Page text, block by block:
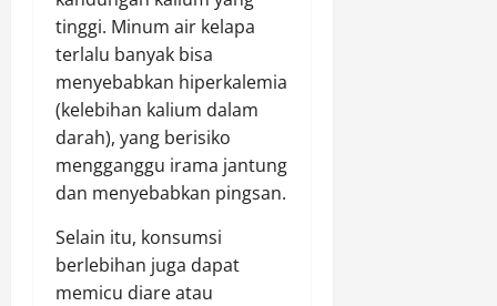
tinggi. Minum air kelapa
terlalu banyak bisa
menyebabkan hiperkalemia
(kelebihan kalium dalam
darah), yang berisiko
mengganggu irama jantung
dan menyebabkan pingsan.
Selain itu, konsumsi
berlebihan juga dapat
memicu diare atau